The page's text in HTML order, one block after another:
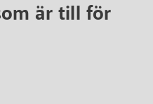
är till för